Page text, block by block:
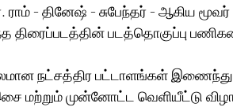
ராம் - தினேஷ் - சுபேந்தர் - ஆகிய
திரைப்படத்தின் படத்தொகுப்பு
நட்சத்திர பட்டாளங்கள் இணைந்து
மற்றும் முன்னோட்ட வெளியீட்டு